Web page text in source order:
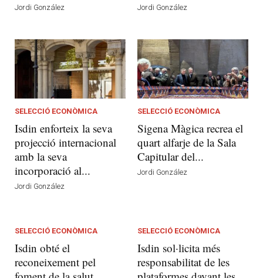
Jordi González Jordi González
SELECCIÓ ECONÒMICA
Isdin enforteix la seva
projecció internacional
amb la seva
incorporació al...
Jordi González
SELECCIÓ ECONÒMICA
Sigena Màgica recrea el
quart alfarje de la Sala
Capitular del...
Jordi González
SELECCIÓ ECONÒMICA
Isdin obté el
reconeixement pel
SELECCIÓ ECONÒMICA
Isdin sol·licita més
responsabilitat de les